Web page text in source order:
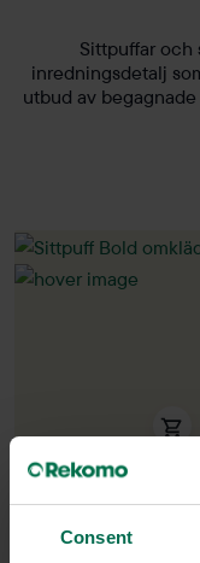
Consent
Sittpuffar och
inredningsdetalj
utbud av
EFG
Begagnad